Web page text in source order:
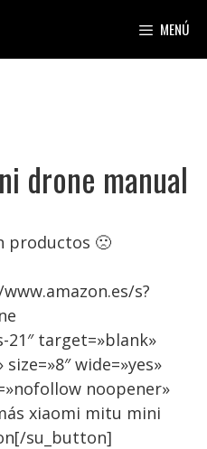
MENÚ
drone manual
productos 🙁
s?
target=»blank»
wide=»yes»
noopener»
xiaomi mitu mini
su_button]